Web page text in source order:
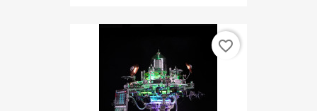
favorite_border